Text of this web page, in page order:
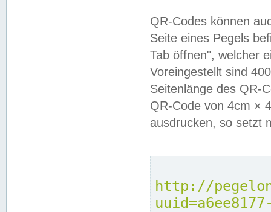
QR-Codes können
Seite eines Pegels
Tab öffnen", welcher
Voreingestellt sind
Seitenlänge des QR-
QR-Code von 4cm ×
ausdrucken, so setzt
http://